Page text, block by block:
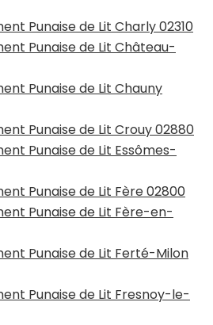
Punaise de Lit Charly 02310
Punaise de Lit Château-
Punaise de Lit Chauny
Punaise de Lit Crouy 02880
Punaise de Lit Essômes-
Punaise de Lit Fère 02800
Punaise de Lit Fère-en-
Punaise de Lit Ferté-Milon
Punaise de Lit Fresnoy-le-